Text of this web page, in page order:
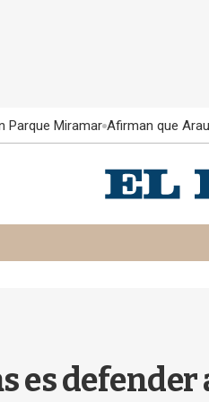
Parque Miramar Afirman que
es defender